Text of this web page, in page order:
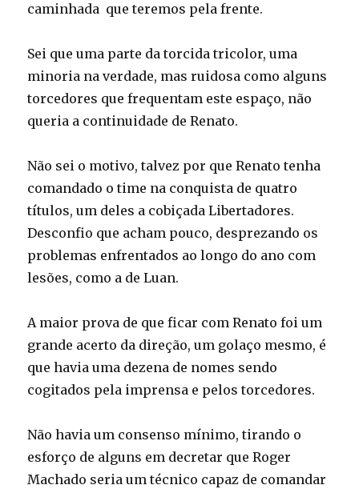
caminhada que teremos pela frente.
Sei que uma parte da torcida tricolor, uma
minoria na verdade, mas ruidosa como alguns
torcedores que frequentam este espaço, não
queria a continuidade de Renato.
Não sei o motivo, talvez por que Renato tenha
comandado o time na conquista de quatro
títulos, um deles a cobiçada Libertadores.
Desconfio que acham pouco, desprezando os
problemas enfrentados ao longo do ano com
lesões, como a de Luan.
A maior prova de que ficar com Renato foi um
grande acerto da direção, um golaço mesmo, é
que havia uma dezena de nomes sendo
cogitados pela imprensa e pelos torcedores.
Não havia um consenso mínimo, tirando o
esforço de alguns em decretar que Roger
Machado seria um técnico capaz de comandar